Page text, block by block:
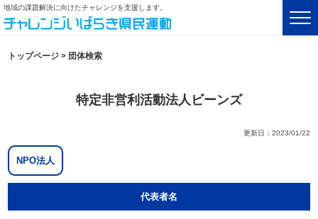
地域の課題解決に向けたチャレンジを支援します。
トップページ > 団体検索
特定非営利活動法人ビーンズ
更新日：2023/01/22
NPO法人
代表者名